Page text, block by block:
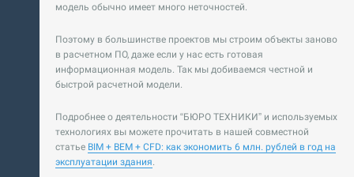
модель обычно имеет много неточностей.
Поэтому в большинстве проектов мы строим объекты заново
в расчетном ПО, даже если у нас есть готовая
информационная модель. Так мы добиваемся честной и
быстрой расчетной модели.
Подробнее о деятельности “БЮРО ТЕХНИКИ” и используемых
технологиях вы можете прочитать в нашей совместной
статье BIM + BEM + CFD: как экономить 6 млн. рублей в год на
эксплуатации здания.